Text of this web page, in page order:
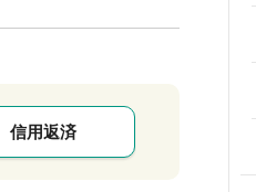
信用返済